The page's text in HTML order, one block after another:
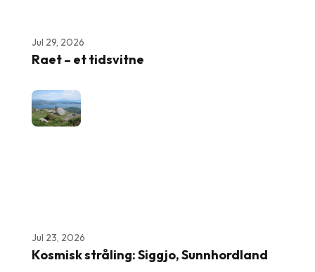
Jul 29, 2026
Raet – et tidsvitne
Jul 23, 2026
Kosmisk stråling: Siggjo, Sunnhordland